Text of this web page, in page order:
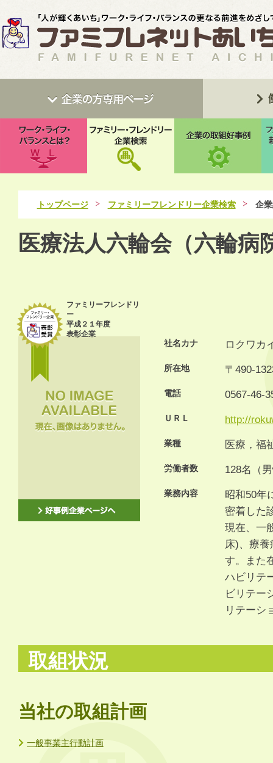
トップページ ファミリーフレンドリー企業検索 企
医療法人六輪会（六輪病
ファミリーフレンドリ
ー
平成２１年度
表彰企業
社名カナ ロクワカ
所在地 〒490-
電話 0567-46-
ＵＲＬ http://
業種 医療，福
労働者数 128名（
業務内容
昭和50年
密着した
現在、一
床)、療
す。また
ハビリテ
ビリテー
リテーシ
取組状況
当社の取組計画
一般事業主行動計画